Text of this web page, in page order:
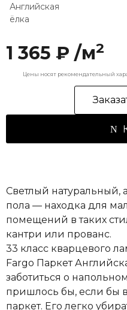
Английская
ёлка
1 365 ₽ /м2
Цены носят рекомендательный
Светлый натуральный,
пола — находка для
помещений в таких
кантри или прованс.
33 класс кварцевого
Fargo Паркет
заботиться о
пришлось бы, если бы
паркет. Его легко